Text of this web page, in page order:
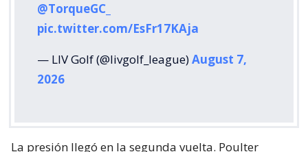
@TorqueGC_
pic.twitter.com/EsFr17KAja
— LIV Golf (@livgolf_league)August 7,
2026
La presión llegó en la segunda vuelta. Poulter